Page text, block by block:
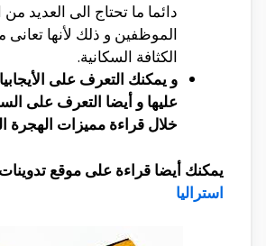
دائما ما تحتاج الى العديد من
الموظفين و ذلك لأنها
الكثافة السكانية.
و يمكنك التعرف على
عليها و أيضا التعرف على
خلال قراءة مميزات الهجرة
يمكنك أيضا قراءة على موقع
استراليا